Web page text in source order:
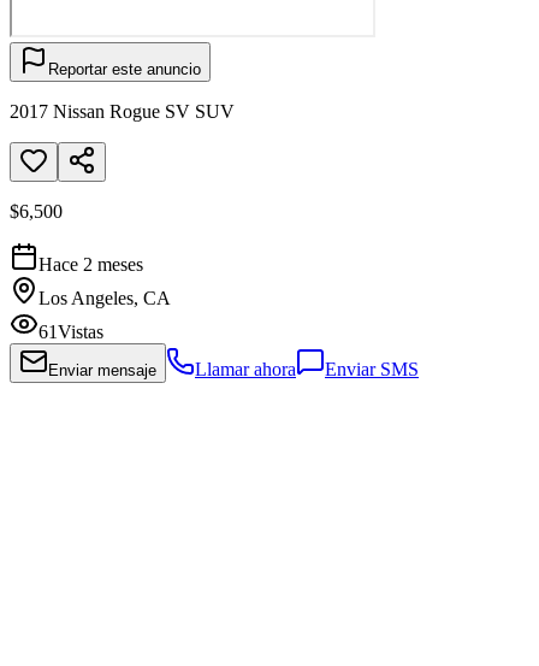
Reportar este anuncio
2017 Nissan Rogue SV SUV
$6,500
Hace 2 meses
Los Angeles, CA
61Vistas
Enviar mensaje Llamar ahora Enviar SMS